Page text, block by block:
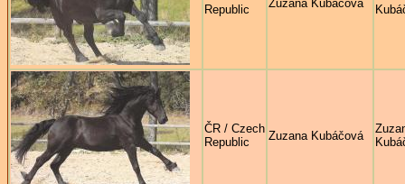
Republic
Zuzana Kubáčová
ČR / Czech
Republic
Zuzana Kubáčová